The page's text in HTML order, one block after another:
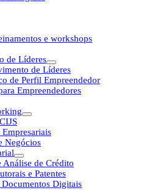
e workshops
de Líderes
de Líderes
de Perfil Empreendedor
Empreendedores
Negócios
Análise de Crédito
e Patentes
Documentos Digitais